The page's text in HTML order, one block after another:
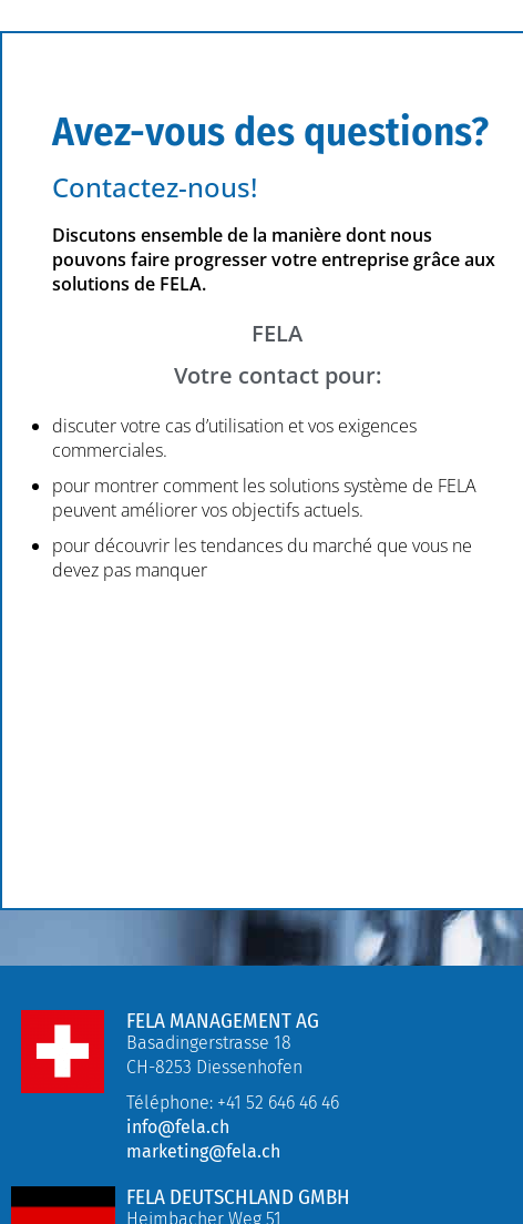
Avez-vous des questions?
Contactez-nous!
Discutons ensemble de la manière dont nous
pouvons faire progresser votre entreprise grâce aux
solutions de FELA.
FELA
Votre contact pour:
discuter votre cas d’utilisation et vos exigences
commerciales.
pour montrer comment les solutions système de FELA
peuvent améliorer vos objectifs actuels.
pour découvrir les tendances du marché que vous ne
devez pas manquer
FELA MANAGEMENT AG
Basadingerstrasse 18
CH-8253 Diessenhofen
Téléphone: +41 52 646 46 46
info@fela.ch
marketing@fela.ch
FELA DEUTSCHLAND GMBH
Heimbacher Weg 51